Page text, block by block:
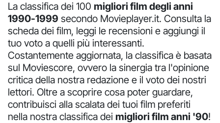
La classifica dei 100 migliori film degli anni
1990-1999 secondo Movieplayer.it. Consulta la
scheda dei film, leggi le recensioni e aggiungi il
tuo voto a quelli più interessanti.
Costantemente aggiornata, la classifica è basata
sul Moviescore, ovvero la sinergia tra l'opinione
critica della nostra redazione e il voto dei nostri
lettori. Oltre a scoprire cosa poter guardare,
contribuisci alla scalata dei tuoi film preferiti
nella nostra classifica dei migliori film anni '90!